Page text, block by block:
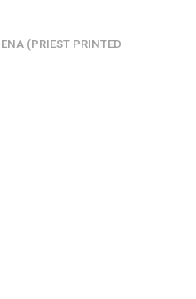
(PRIEST PRINTED